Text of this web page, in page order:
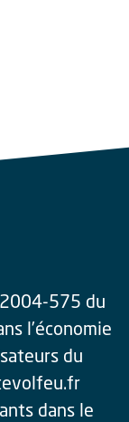
575 du
l’économie
du
dans le